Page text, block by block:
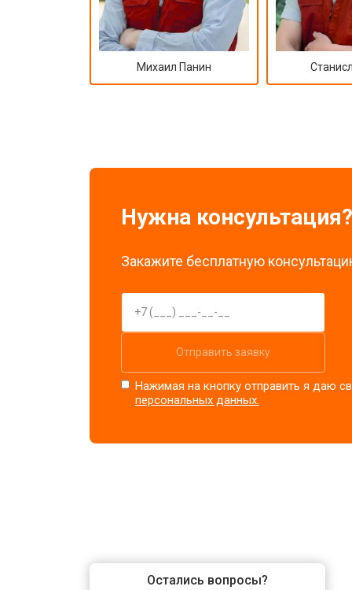
Михаил Панин
Нужна консультация?
Закажите бесплатную
Отправить заявку
Нажимая на кнопку отправить я даю
персональных данных.
Остались вопросы?